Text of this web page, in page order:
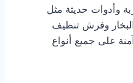
وأدوات حديثة مثل
وفرش تنظيف
على جميع أنواع